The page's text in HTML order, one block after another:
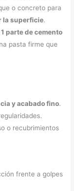
o concreto para
la superficie.
1 parte de cemento
pasta firme que
y acabado fino.
o recubrimientos
frente a golpes